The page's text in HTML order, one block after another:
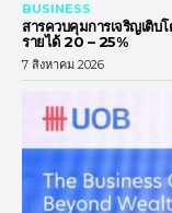
BUSINESS
สารควบคุมการเจริญเติบ
รายได้ 20 – 25%
7 สิงหาคม 2026